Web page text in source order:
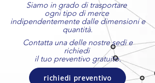
Siamo in grado di trasportare
ogni tipo di merce
indipendentemente dalle dimensioni e
quantità.
Contatta una delle nostre sedi e
richiedi
il tuo preventivo gratuito.
richiedi preventivo